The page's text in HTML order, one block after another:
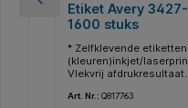
Etiket Avery
1600 stuks
* Zelfklevende
(kleuren)inkjet/
Vlekvrij
Perfect
Art. Nr.: Q817763